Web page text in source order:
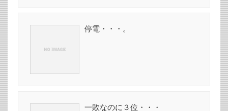
停電・・・。
一敗なのに３位・・・